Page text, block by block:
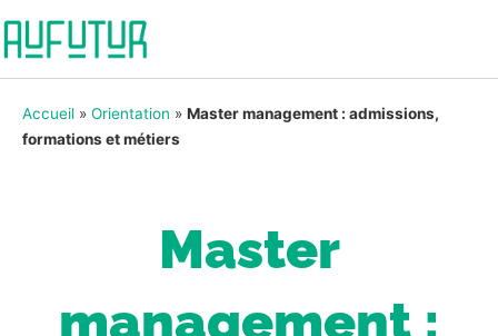
Accueil » Orientation » Master management : admissions,
formations et métiers
Master
management :